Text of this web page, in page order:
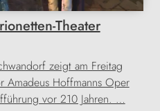
Theater
zeigt am Freitag
Amadeus Hoffmanns Oper
vor 210 Jahren. …